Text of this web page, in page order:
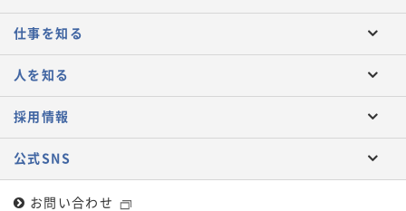
仕事を知る
人を知る
採用情報
公式SNS
お問い合わせ